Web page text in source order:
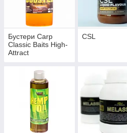
Бустери Carp
Classic Baits High-
Attract
CSL